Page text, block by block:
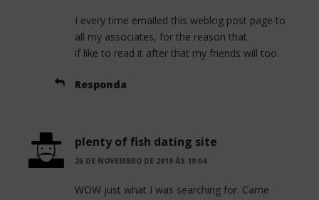
k
I every time emailed this weblog post page to
all my associates, for the reason that
if like to read it after that my friends will too.
Responda
plenty of fish dating site
26 DE NOVEMBRO DE 2019 ÀS 10:04
WOW just what I was searching for. Came